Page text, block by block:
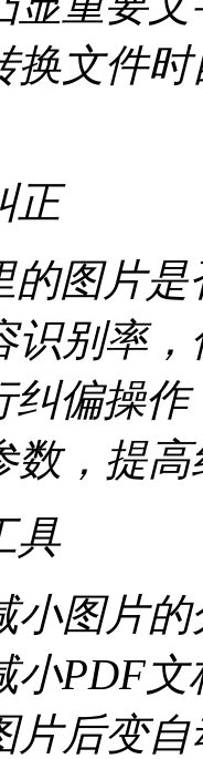
换文件
正
的图片
识别率
纠偏操
数，提
具
小图片
小PDF
片后变